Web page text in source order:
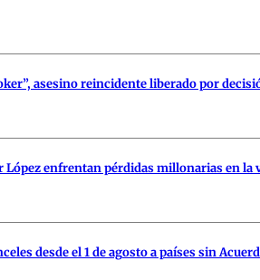
asesino reincidente liberado por
López enfrentan pérdidas millonarias en la
desde el 1 de agosto a países sin